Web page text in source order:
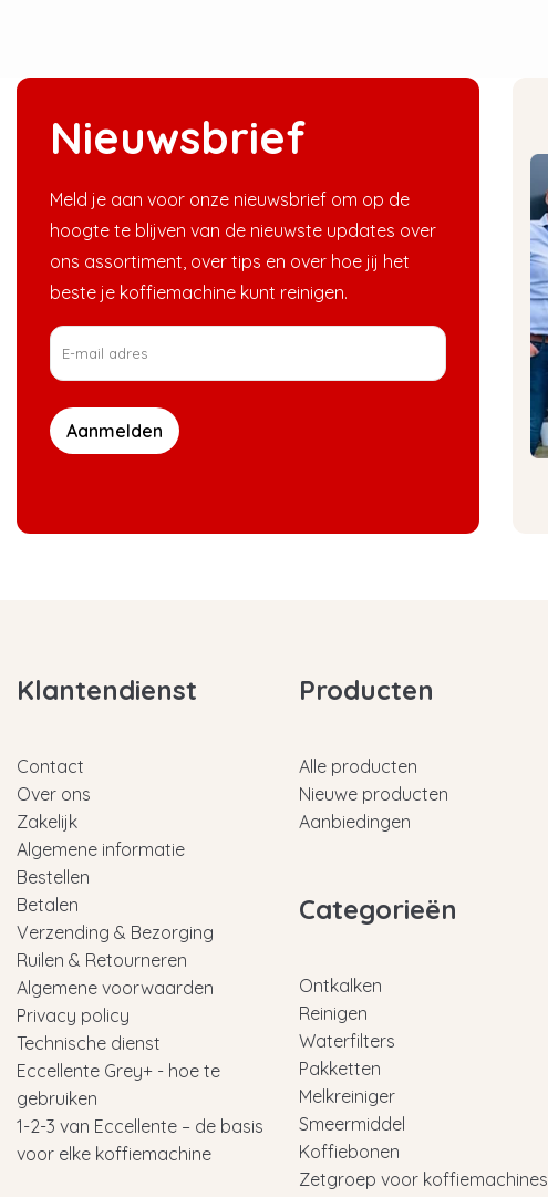
Nieuwsbrief
Meld je aan voor onze nieuwsbrief om op de
hoogte te blijven van de nieuwste updates over
ons assortiment, over tips en over hoe jij het
beste je koffiemachine kunt reinigen.
Aanmelden
Klantendienst
Contact
Over ons
Zakelijk
Algemene informatie
Bestellen
Betalen
Verzending & Bezorging
Ruilen & Retourneren
Algemene voorwaarden
Privacy policy
Technische dienst
Eccellente Grey+ - hoe te
gebruiken
1-2-3 van Eccellente – de basis
voor elke koffiemachine
Producten
Alle producten
Nieuwe producten
Aanbiedingen
Categorieën
Ontkalken
Reinigen
Waterfilters
Pakketten
Melkreiniger
Smeermiddel
Koffiebonen
Zetgroep voor koffiemachines